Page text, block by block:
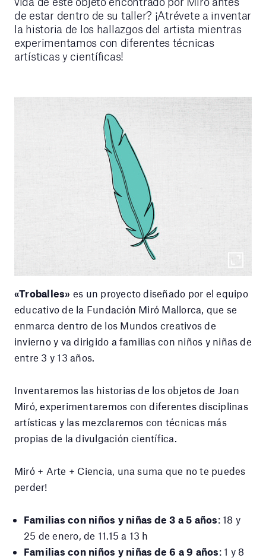
de estar dentro de su taller? ¡Atrévete a inventar
la historia de los hallazgos del artista mientras
experimentamos con diferentes técnicas
artísticas y científicas!
«Troballes» es un proyecto diseñado por el equipo
educativo de la Fundación Miró Mallorca, que se
enmarca dentro de los Mundos creativos de
invierno y va dirigido a familias con niños y niñas de
entre 3 y 13 años.
Inventaremos las historias de los objetos de Joan
Miró, experimentaremos con diferentes disciplinas
artísticas y las mezclaremos con técnicas más
propias de la divulgación científica.
Miró + Arte + Ciencia, una suma que no te puedes
perder!
Familias con niños y niñas de 3 a 5 años: 18 y
25 de enero, de 11.15 a 13 h
Familias con niños y niñas de 6 a 9 años: 1 y 8